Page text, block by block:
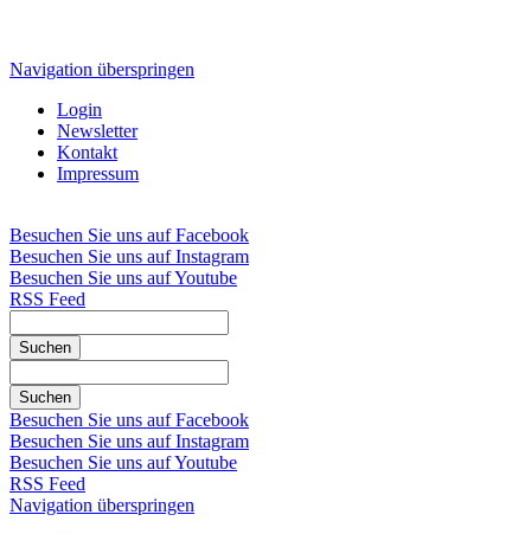
Navigation überspringen
Login
Newsletter
Kontakt
Impressum
Besuchen Sie uns auf Facebook
Besuchen Sie uns auf Instagram
Besuchen Sie uns auf Youtube
RSS Feed
Suchen
Suchen
Besuchen Sie uns auf Facebook
Besuchen Sie uns auf Instagram
Besuchen Sie uns auf Youtube
RSS Feed
Navigation überspringen